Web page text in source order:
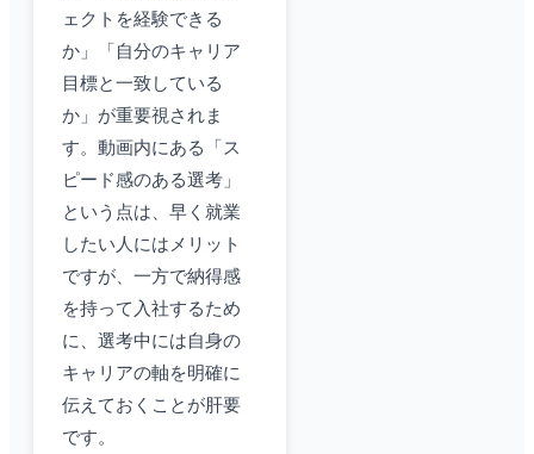
ェクトを経験できる
か」「自分のキャリア
目標と一致している
か」が重要視されま
す。動画内にある「ス
ピード感のある選考」
という点は、早く就業
したい人にはメリット
ですが、一方で納得感
を持って入社するため
に、選考中には自身の
キャリアの軸を明確に
伝えておくことが肝要
です。